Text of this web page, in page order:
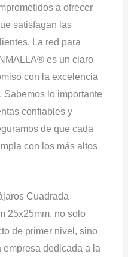
a ofrecer
satisfagan las
La red para
es un claro
con la excelencia
lo importante
confiables y
de que cada
con los más altos
Cuadrada
25x25mm, no solo
de primer nivel, sino
dedicada a la